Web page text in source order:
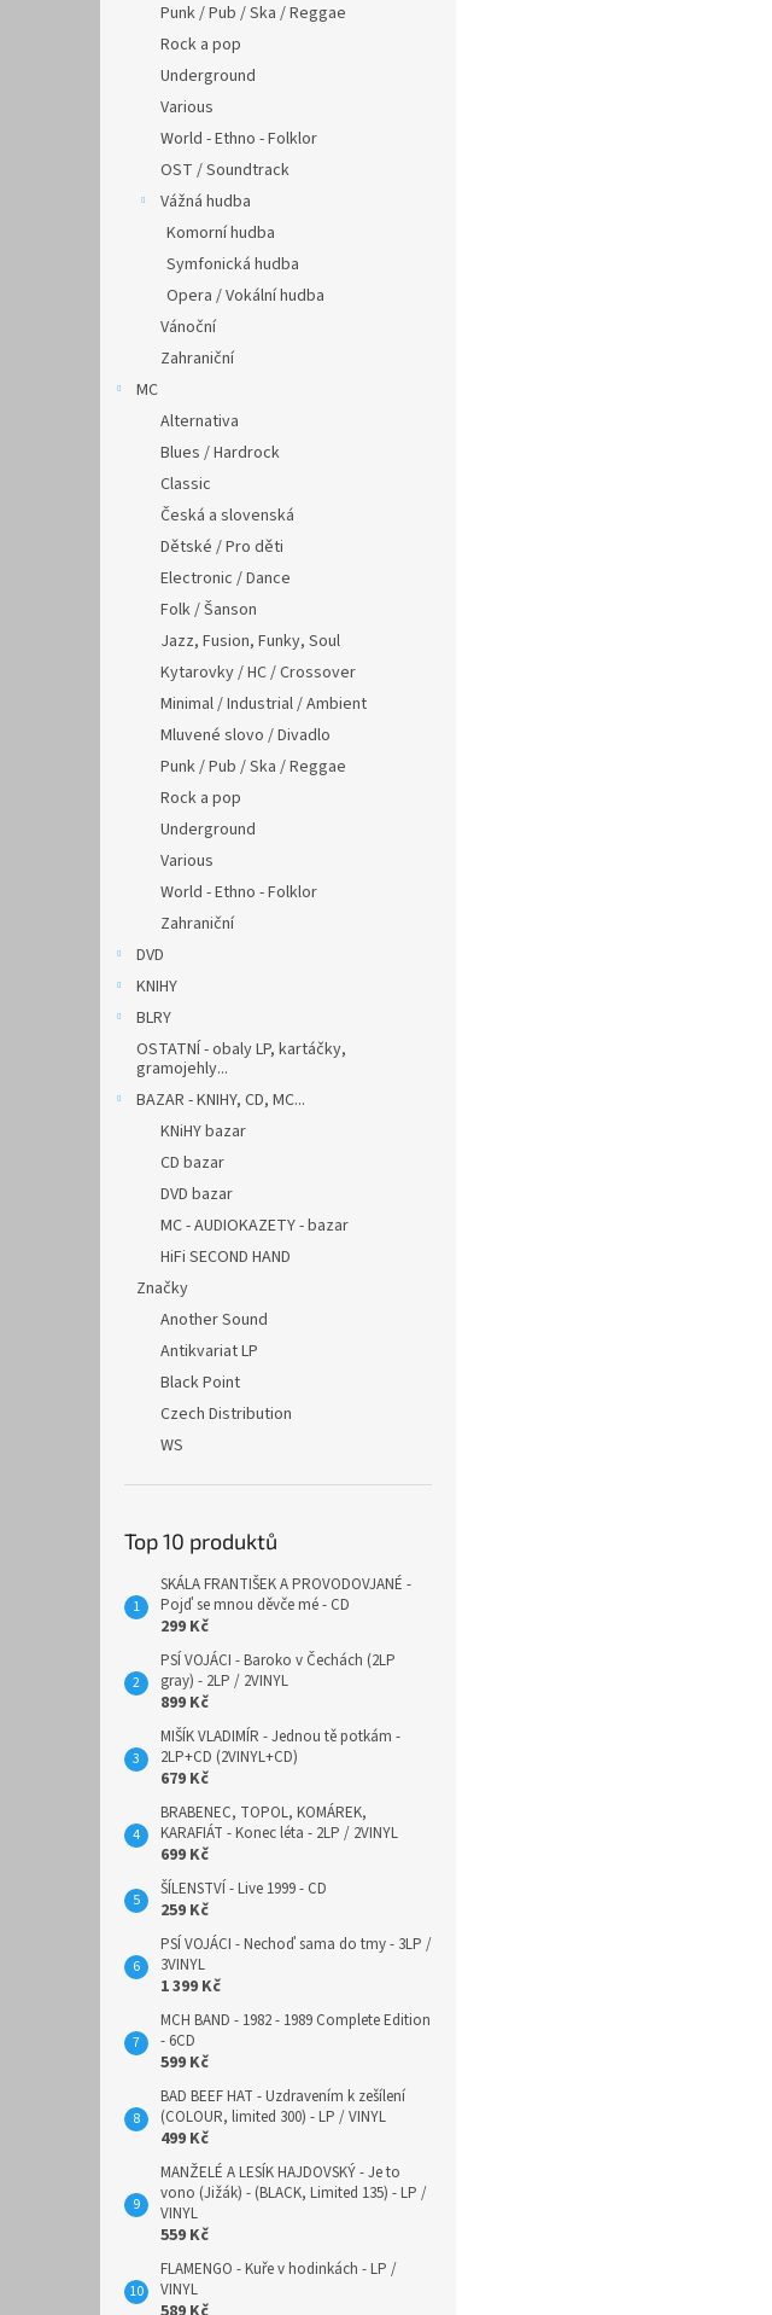
Punk / Pub / Ska / Reggae
Rock a pop
Underground
Various
World - Ethno - Folklor
OST / Soundtrack
Vážná hudba
Komorní hudba
Symfonická hudba
Opera / Vokální hudba
Vánoční
Zahraniční
MC
Alternativa
Blues / Hardrock
Classic
Česká a slovenská
Dětské / Pro děti
Electronic / Dance
Folk / Šanson
Jazz, Fusion, Funky, Soul
Kytarovky / HC / Crossover
Minimal / Industrial / Ambient
Mluvené slovo / Divadlo
Punk / Pub / Ska / Reggae
Rock a pop
Underground
Various
World - Ethno - Folklor
Zahraniční
DVD
KNIHY
BLRY
OSTATNÍ - obaly LP, kartáčky,
gramojehly...
BAZAR - KNIHY, CD, MC...
KNiHY bazar
CD bazar
DVD bazar
MC - AUDIOKAZETY - bazar
HiFi SECOND HAND
Značky
Another Sound
Antikvariat LP
Black Point
Czech Distribution
WS
Top 10 produktů
SKÁLA FRANTIŠEK A PROVODOVJANÉ -
Pojď se mnou děvče mé - CD
299 Kč
PSÍ VOJÁCI - Baroko v Čechách (2LP
gray) - 2LP / 2VINYL
899 Kč
MIŠÍK VLADIMÍR - Jednou tě potkám -
2LP+CD (2VINYL+CD)
679 Kč
BRABENEC, TOPOL, KOMÁREK,
KARAFIÁT - Konec léta - 2LP / 2VINYL
699 Kč
ŠÍLENSTVÍ - Live 1999 - CD
259 Kč
PSÍ VOJÁCI - Nechoď sama do tmy - 3LP /
3VINYL
1 399 Kč
MCH BAND - 1982 - 1989 Complete Edition
- 6CD
599 Kč
BAD BEEF HAT - Uzdravením k zešílení
(COLOUR, limited 300) - LP / VINYL
499 Kč
MANŽELÉ A LESÍK HAJDOVSKÝ - Je to
vono (Jižák) - (BLACK, Limited 135) - LP /
VINYL
559 Kč
FLAMENGO - Kuře v hodinkách - LP /
VINYL